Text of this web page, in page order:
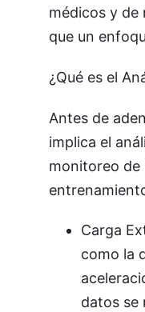
médicos y
que un
¿Qué es el
Antes de
implica el
monitoreo de
Carga
como la
datos se